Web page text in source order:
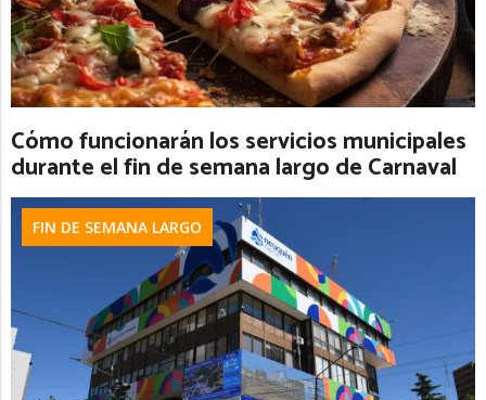
Cómo funcionarán los servicios municipales
durante el fin de semana largo de Carnaval
FIN DE SEMANA LARGO